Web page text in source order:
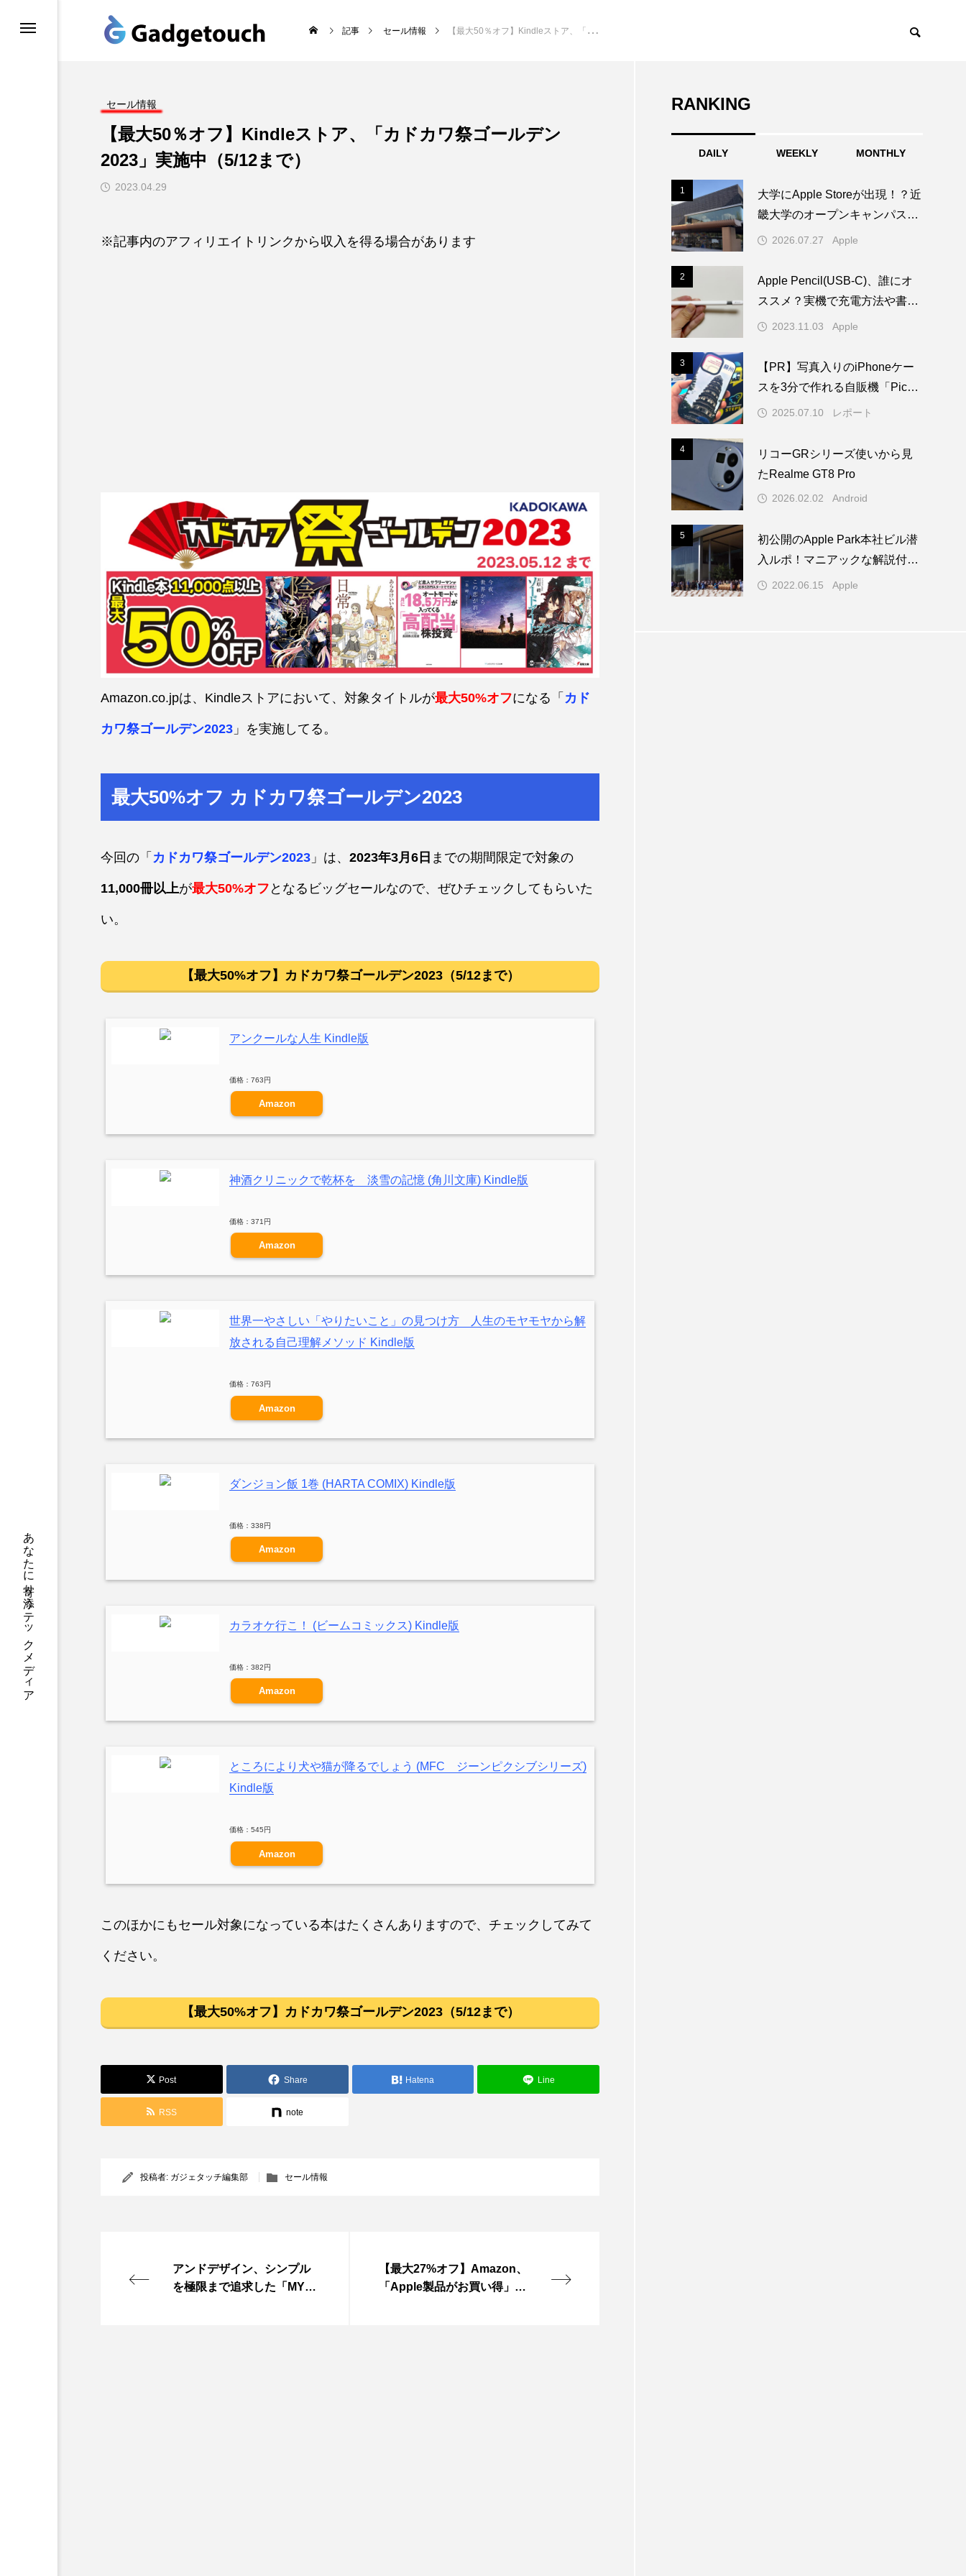
あなたに寄り添う テックメディア
記事 セール情報 【最大50％オフ】Kindleストア、「カドカワ祭ゴールデン2023」実施中（5/12まで）
セール情報
【最大50％オフ】Kindleストア、「カドカワ祭ゴールデン
2023」実施中（5/12まで）
2023.04.29
※記事内のアフィリエイトリンクから収入を得る場合があります
Amazon.co.jpは、Kindleストアにおいて、対象タイトルが最大50%オフになる「 カド
カワ祭ゴールデン2023 」を実施してる。
最大50%オフ カドカワ祭ゴールデン2023
今回の「 カドカワ祭ゴールデン2023 」は、 2023年3月6日 までの期間限定で対象の
11,000冊以上が最大50%オフ となるビッグセールなので、ぜひチェックしてもらいた
い。
【最大50%オフ】カドカワ祭ゴールデン2023（5/12まで）
アンクールな人生 Kindle版
価格：763円
Amazon
神酒クリニックで乾杯を 淡雪の記憶 (角川文庫) Kindle版
価格：371円
Amazon
世界一やさしい「やりたいこと」の見つけ方 人生のモヤモヤから解
放される自己理解メソッド Kindle版
価格：763円
Amazon
ダンジョン飯 1巻 (HARTA COMIX) Kindle版
価格：338円
Amazon
カラオケ行こ！ (ビームコミックス) Kindle版
価格：382円
Amazon
ところにより犬や猫が降るでしょう (MFC ジーンピクシブシリーズ)
Kindle版
価格：545円
Amazon
このほかにもセール対象になっている本はたくさんありますので、チェックしてみて
ください。
【最大50%オフ】カドカワ祭ゴールデン2023（5/12まで）
Post Share Hatena Line
RSS note
投稿者: ガジェタッチ編集部 セール情報
アンドデザイン、シンプル
を極限まで追求した「MYN
【最大27%オフ】Amazon、
「Apple製品がお買い得」セ
RANKING
DAILY WEEKLY MONTHLY
1
大学にApple Storeが出現！？近
畿大学のオープンキャンパスに
1日限りの特別なAppleブースが
2026.07.27 Apple
2
Apple Pencil(USB-C)、誰にオ
ススメ？実機で充電方法や書き
心地を試してみた！
2023.11.03 Apple
3
【PR】写真入りのiPhoneケー
スを3分で作れる自販機「PickM
e!Case」を使ってみた
2025.07.10 レポート
4
リコーGRシリーズ使いから見
たRealme GT8 Pro
2026.02.02 Android
5
初公開のApple Park本社ビル潜
入ルポ！マニアックな解説付き
／WWDC22 ー 1/2
2022.06.15 Apple